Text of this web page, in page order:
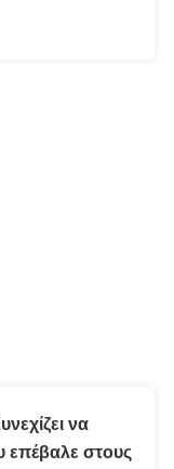
να
επέβαλε στους